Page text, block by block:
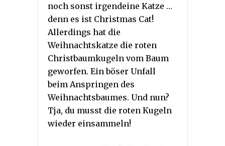
noch sonst irgendeine Katze …
denn es ist Christmas Cat!
Allerdings hat die
Weihnachtskatze die roten
Christbaumkugeln vom Baum
geworfen. Ein böser Unfall
beim Anspringen des
Weihnachtsbaumes. Und nun?
Tja, du musst die roten Kugeln
wieder einsammeln!